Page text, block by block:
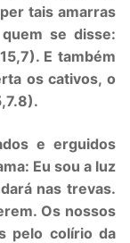
tais amarras
se disse:
E também
os cativos, o
e erguidos
Eu sou a luz
nas trevas.
Os nossos
pelo colírio da